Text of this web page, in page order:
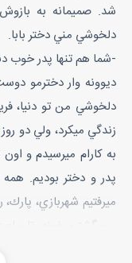
شد. صميمانه به
دلخوشي مني دختر بابا.
-شما هم تنها پدر خوب
ديوونه وار دخترمو
دلخوشي من تو دنيا،
زندگي ميكرد، ولي دو
به كارام ميرسيدم و
پدر و دختر بوديم.
ميرفتيم شهربازي،